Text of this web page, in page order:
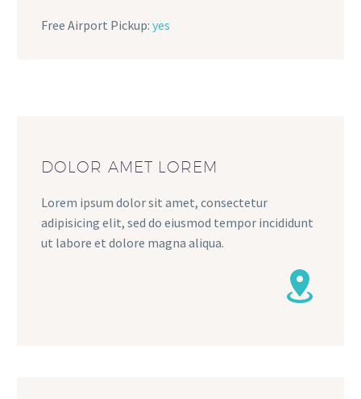
Free Airport Pickup: yes
DOLOR AMET LOREM
Lorem ipsum dolor sit amet, consectetur
adipisicing elit, sed do eiusmod tempor incididunt
ut labore et dolore magna aliqua.

